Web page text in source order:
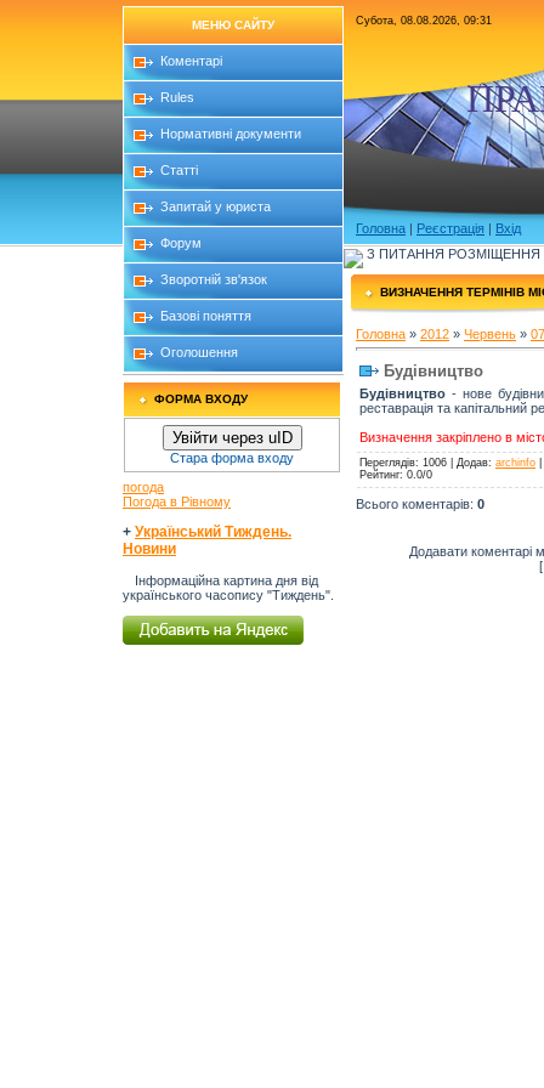
МЕНЮ САЙТУ
Коментарі
Rules
Нормативні документи
Статті
Запитай у юриста
Форум
Зворотній зв'язок
Базові поняття
Оголошення
ФОРМА ВХОДУ
Увійти через uID
Стара форма входу
погода
Погода в Рівному
+ Український Тиждень.
Новини
Інформаційна картина дня від
українського часопису "Тиждень".
Субота, 08.08.2026, 09:31
Головна | Реєстрація | Вхід
З ПИТАННЯ РОЗМІЩЕННЯ
ВИЗНАЧЕННЯ ТЕРМІНІВ
Головна » 2012 » Червень » 07
Будівництво
Будівництво - нове
реставрація та капітальний
Визначення закріплено в
Переглядів: 1006 | Додав: archinfo
Рейтинг: 0.0/0
Всього коментарів: 0
Додавати коментарі